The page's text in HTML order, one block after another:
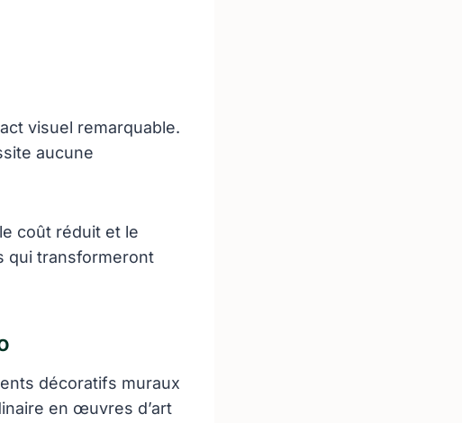
visuel remarquable.
aucune
coût réduit et le
qui transformeront
décoratifs muraux
en œuvres d’art